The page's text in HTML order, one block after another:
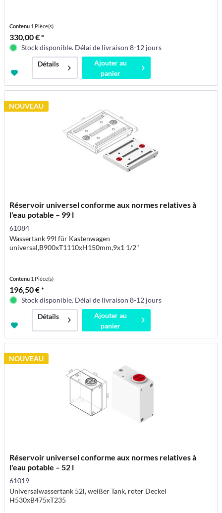
Contenu 1 Pièce(s)
330,00 € *
Stock disponible. Délai de livraison 8-12 jours
Détails
Ajouter au
panier
NOUVEAU
Réservoir universel conforme aux normes relatives à
l'eau potable – 99 l
61084
Wassertank 99l für Kastenwagen
universal,B900xT1110xH150mm,9x1 1/2"
Contenu 1 Pièce(s)
196,50 € *
Stock disponible. Délai de livraison 8-12 jours
Détails
Ajouter au
panier
NOUVEAU
Réservoir universel conforme aux normes relatives à
l'eau potable – 52 l
61019
Universalwassertank 52l, weißer Tank, roter Deckel
H530xB475xT235